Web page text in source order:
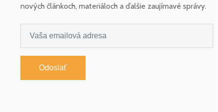
nových článkoch, materiáloch a ďalšie zaujímavé správy.
Odoslať